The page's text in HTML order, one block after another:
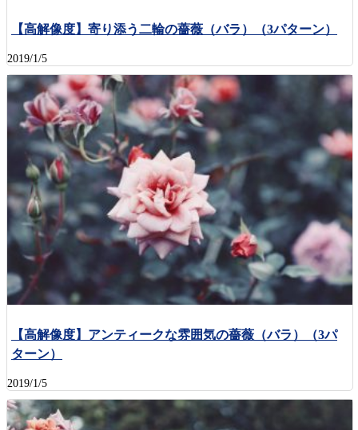
【高解像度】寄り添う二輪の薔薇（バラ）（3パターン）
2019/1/5
【高解像度】アンティークな雰囲気の薔薇（バラ）（3パ
ターン）
2019/1/5